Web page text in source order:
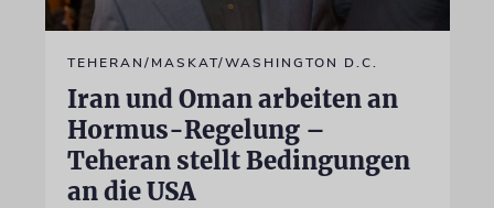
TEHERAN/MASKAT/WASHINGTON D.C.
Iran und Oman arbeiten an
Hormus-Regelung –
Teheran stellt Bedingungen
an die USA